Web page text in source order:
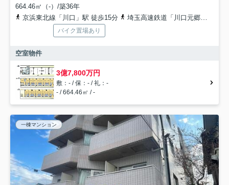
664.46㎡（-）/築36年
京浜東北線「川口」駅 徒歩15分
埼玉高速鉄道「川口元郷」駅 徒歩17分
バイク置場あり
空室物件
3億7,800万円
敷：- / 保：- / 礼：-
- / 664.46㎡ / -
一棟マンション